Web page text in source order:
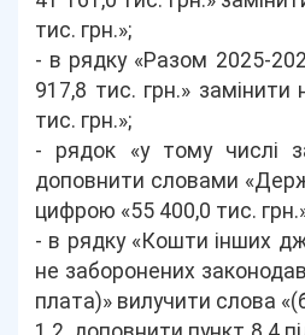
тис. грн.»;
- в рядку «Разом 2025-
917,8 тис. грн.»
тис. грн.»;
- рядок «у тому числі
доповнити словами
цифрою «55 400,0 тис.
- в рядку «Кошти інших
не заборонених
плата)» вилучити слова